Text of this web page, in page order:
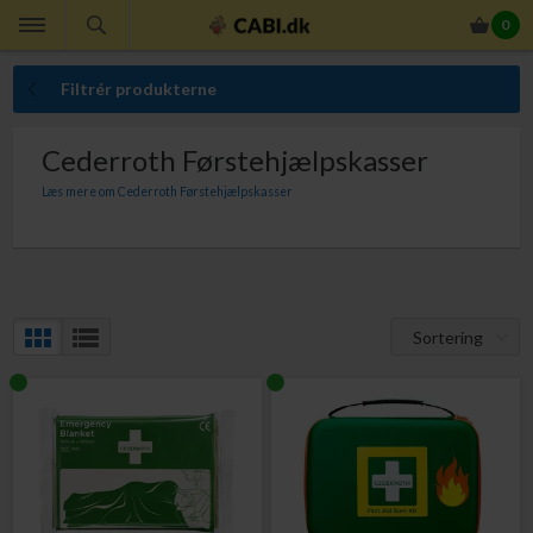
0
Filtrér produkterne
Cederroth Førstehjælpskasser
Læs mere om Cederroth Førstehjælpskasser
Sortering